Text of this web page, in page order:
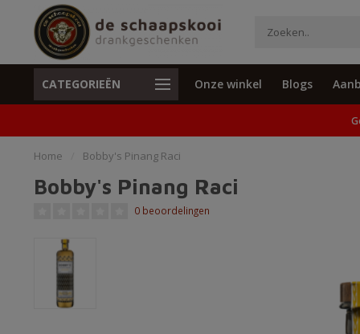
CATEGORIEËN Onze winkel Blogs
Unieke cadeaus en specials Geen
Home Bobby's Pinang Raci
Bobby's Pinang Raci
0 beoordelingen